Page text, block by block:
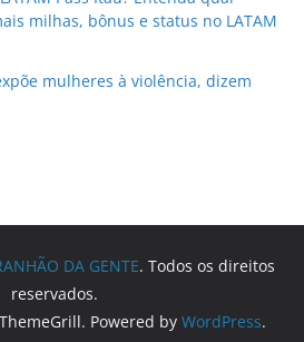
milhas, bônus e status no LATAM
mulheres à violência, dizem
DA GENTE. Todos os direitos
reservados.
Powered by WordPress.